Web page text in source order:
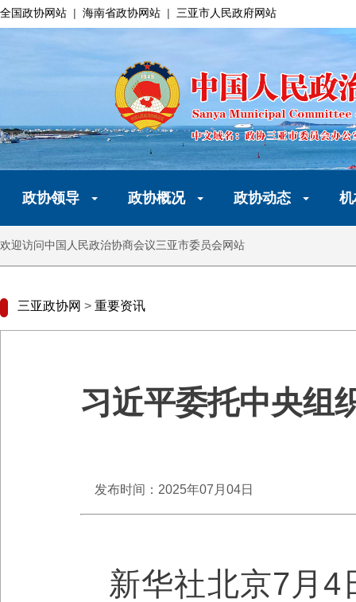
全国政协网站 | 海南省政协网站 | 三亚市人民政府网站
政协领导 政协概况 政协动态
欢迎访问中国人民政治协商会议三亚市委员会网站
三亚政协网 > 重要资讯
习近平委托中央组
发布时间：2025年07月04日
新华社北京7月4